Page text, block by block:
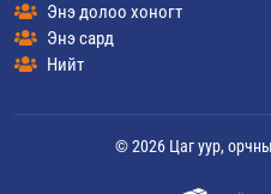
Энэ долоо хоногт
Энэ сард
Нийт
© 2026 Цаг уур,